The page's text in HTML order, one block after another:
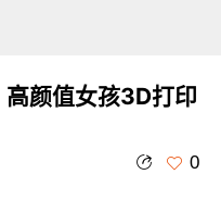
颜值女孩3D打印
0